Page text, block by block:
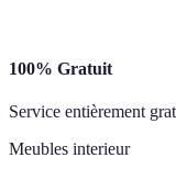
100% Gratuit
Service entièrement
Meubles interieur